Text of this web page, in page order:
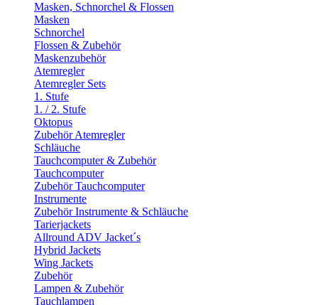
Masken, Schnorchel & Flossen
Masken
Schnorchel
Flossen & Zubehör
Maskenzubehör
Atemregler
Atemregler Sets
1. Stufe
1. / 2. Stufe
Oktopus
Zubehör Atemregler
Schläuche
Tauchcomputer & Zubehör
Tauchcomputer
Zubehör Tauchcomputer
Instrumente
Zubehör Instrumente & Schläuche
Tarierjackets
Allround ADV Jacket´s
Hybrid Jackets
Wing Jackets
Zubehör
Lampen & Zubehör
Tauchlampen